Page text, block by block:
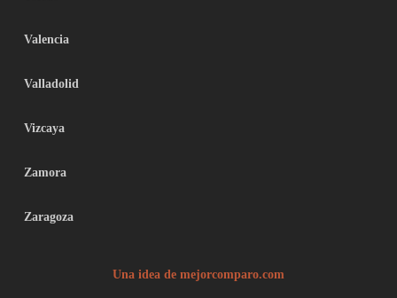
Valencia
Valladolid
Vizcaya
Zamora
Zaragoza
Una idea de mejorcomparo.com